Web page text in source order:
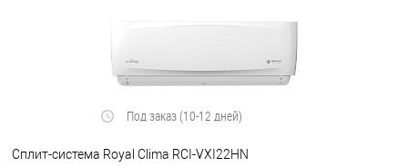
Под заказ (10-12 дней)
Сплит-система Royal Clima RCI-VXI22HN